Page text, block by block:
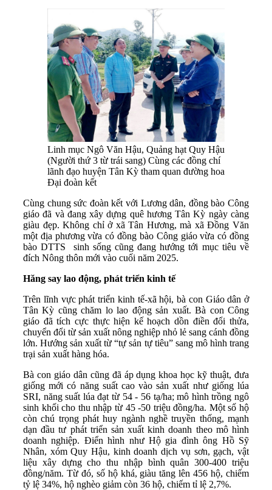
Linh mục Ngô Văn Hậu, Quảng hạt Quy Hậu
(Người thứ 3 từ trái sang) Cùng các đồng chí
lãnh đạo huyện Tân Kỳ tham quan đường hoa
Đại đoàn kết
Cùng chung sức đoàn kết với Lương dân, đồng bào Công
giáo đã và đang xây dựng quê hương Tân Kỳ ngày càng
giàu đẹp. Không chỉ ở xã Tân Hương, mà xã Đồng Văn
một địa phương vừa có đồng bào Công giáo vừa có đồng
bào DTTS sinh sống cũng đang hướng tới mục tiêu về
đích Nông thôn mới vào cuối năm 2025.
Hăng say lao động, phát triển kinh tế
Trên lĩnh vực phát triển kinh tế-xã hội, bà con Giáo dân ở
Tân Kỳ cũng chăm lo lao động sản xuất. Bà con Công
giáo đã tích cực thực hiện kế hoạch dồn điền đổi thửa,
chuyển đổi từ sản xuất nông nghiệp nhỏ lẻ sang cánh đồng
lớn. Hướng sản xuất từ “tự sản tự tiêu” sang mô hình trang
trại sản xuất hàng hóa.
Bà con giáo dân cũng đã áp dụng khoa học kỹ thuật, đưa
giống mới có năng suất cao vào sản xuất như giống lúa
SRI, năng suất lúa đạt từ 54 - 56 tạ/ha; mô hình trồng ngô
sinh khối cho thu nhập từ 45 -50 triệu đồng/ha. Một số hộ
còn chú trọng phát huy ngành nghề truyền thống, mạnh
dạn đầu tư phát triển sản xuất kinh doanh theo mô hình
doanh nghiệp. Điển hình như Hộ gia đình ông Hồ Sỹ
Nhân, xóm Quy Hậu, kinh doanh dịch vụ sơn, gạch, vật
liệu xây dựng cho thu nhập bình quân 300-400 triệu
đồng/năm. Từ đó, số hộ khá, giàu tăng lên 456 hộ, chiếm
tỷ lệ 34%, hộ nghèo giảm còn 36 hộ, chiếm tỉ lệ 2,7%.